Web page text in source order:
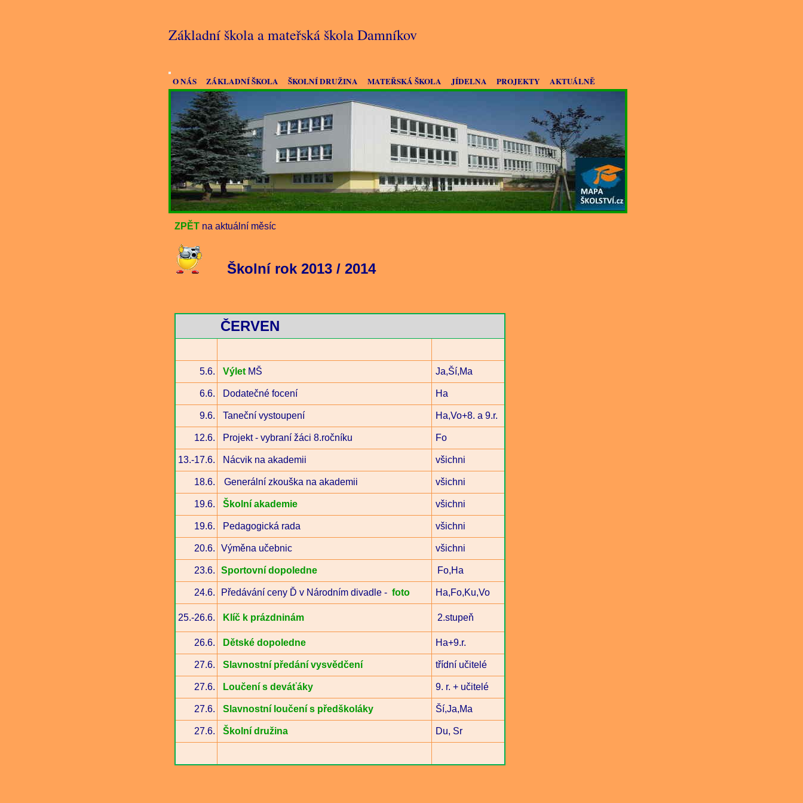
O NÁS ZÁKLADNÍ ŠKOLA ŠKOLNÍ DRUŽINA MATEŘSKÁ ŠKOLA JÍDELNA PROJEKTY AKTUÁLNĚ
Základní škola a mateřská škola Damníkov
ZPĚT na aktuální měsíc
Školní rok 2013 / 2014
ČERVEN
5.6. Výlet MŠ Ja,Ší,Ma
6.6. Dodatečné focení Ha
9.6. Taneční vystoupení Ha,Vo+8. a 9.r.
12.6. Projekt - vybraní žáci 8.ročníku Fo
13.-17.6. Nácvik na akademii všichni
18.6. Generální zkouška na akademii všichni
19.6. Školní akademie všichni
19.6. Pedagogická rada všichni
20.6. Výměna učebnic všichni
23.6. Sportovní dopoledne Fo,Ha
24.6. Předávání ceny Ď v Národním divadle - foto Ha,Fo,Ku,Vo
25.-26.6. Klíč k prázdninám 2.stupeň
26.6. Dětské dopoledne Ha+9.r.
27.6. Slavnostní předání vysvědčení třídní učitelé
27.6. Loučení s deváťáky 9. r. + učitelé
27.6. Slavnostní loučení s předškoláky Ší,Ja,Ma
27.6. Školní družina Du, Sr